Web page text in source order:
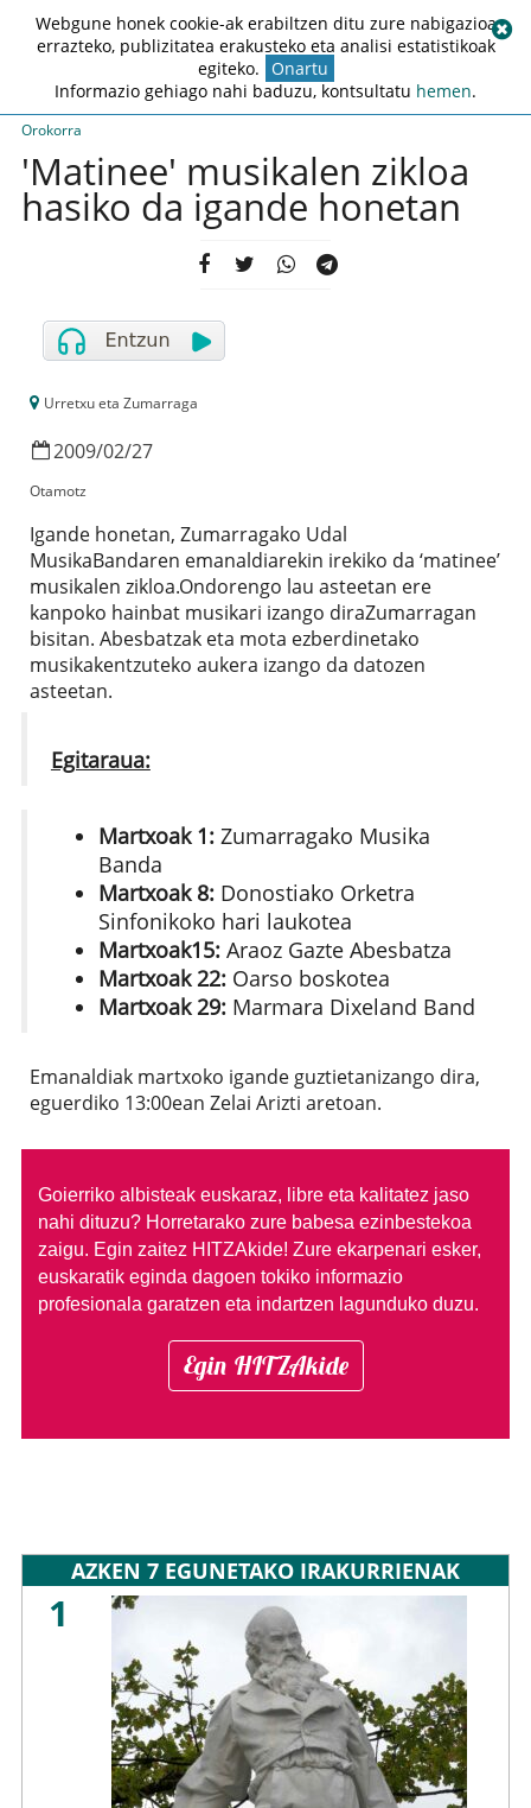
Orokorra
'Matinee' musikalen zikloa
hasiko da igande honetan
Urretxu eta Zumarraga
2009/02/27
Otamotz
Igande honetan, Zumarragako Udal
MusikaBandaren emanaldiarekin irekiko da ‘matinee’
musikalen zikloa.Ondorengo lau asteetan ere
kanpoko hainbat musikari izango diraZumarragan
bisitan. Abesbatzak eta mota ezberdinetako
musikakentzuteko aukera izango da datozen
asteetan.
Egitaraua:
Martxoak 1:Zumarragako Musika
Banda
Martxoak 8:Donostiako Orketra
Sinfonikoko hari laukotea
Martxoak15:Araoz Gazte Abesbatza
Martxoak 22:Oarso boskotea
Martxoak 29:Marmara Dixeland Band
Emanaldiak martxoko igande guztietanizango dira,
eguerdiko 13:00ean Zelai Arizti aretoan.
Goierriko albisteak euskaraz, libre eta kalitatez jaso
nahi dituzu? Horretarako zure babesa ezinbestekoa
zaigu. Egin zaitez HITZAkide! Zure ekarpenari esker,
euskaratik eginda dagoen tokiko informazio
profesionala garatzen eta indartzen lagunduko duzu.
Egin HITZAkide
AZKEN 7 EGUNETAKO IRAKURRIENAK
1
Webgune honek cookie-ak erabiltzen ditu zure nabigazioa
errazteko, publizitatea erakusteko eta analisi estatistikoak
egiteko. Onartu
Informazio gehiago nahi baduzu, kontsultatu hemen.